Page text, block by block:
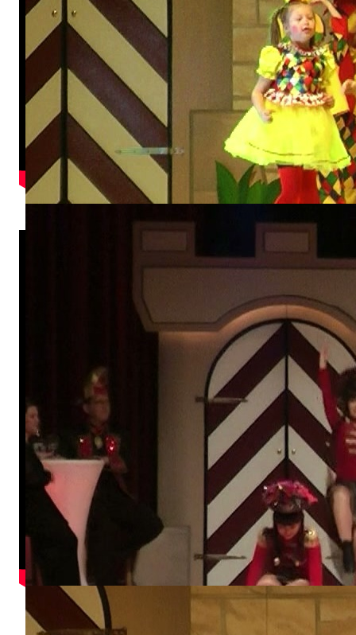
Teenie-Showtanz
Hofnarren